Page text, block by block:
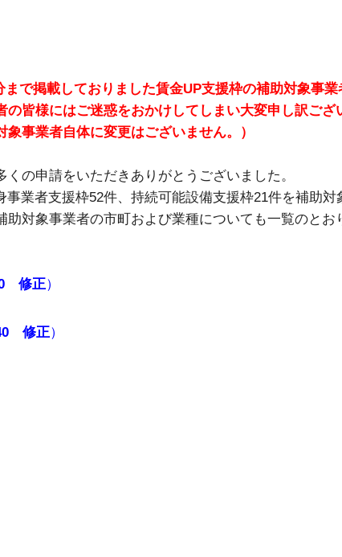
で掲載しておりました賃金UP支援枠の補助対象事
皆様にはご迷惑をおかけしてしまい大変申し訳ご
事業者自体に変更はございません。）
の申請をいただきありがとうございました。
業者支援枠52件、持続可能設備支援枠21件を補助対
対象事業者の市町および業種についても一覧のとお
修正）
修正）